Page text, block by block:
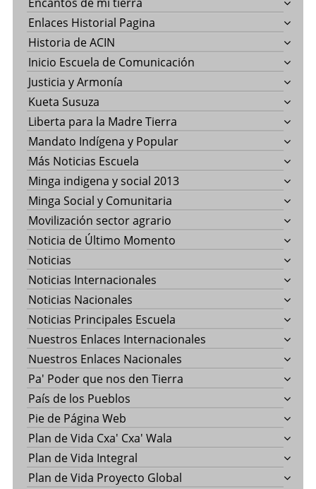
Enlaces Historial Pagina
Historia de ACIN
Inicio Escuela de Comunicación
Justicia y Armonía
Kueta Susuza
Liberta para la Madre Tierra
Mandato Indígena y Popular
Más Noticias Escuela
Minga indigena y social 2013
Minga Social y Comunitaria
Movilización sector agrario
Noticia de Último Momento
Noticias
Noticias Internacionales
Noticias Nacionales
Noticias Principales Escuela
Nuestros Enlaces Internacionales
Nuestros Enlaces Nacionales
Pa' Poder que nos den Tierra
País de los Pueblos
Pie de Página Web
Plan de Vida Cxa' Cxa' Wala
Plan de Vida Integral
Plan de Vida Proyecto Global